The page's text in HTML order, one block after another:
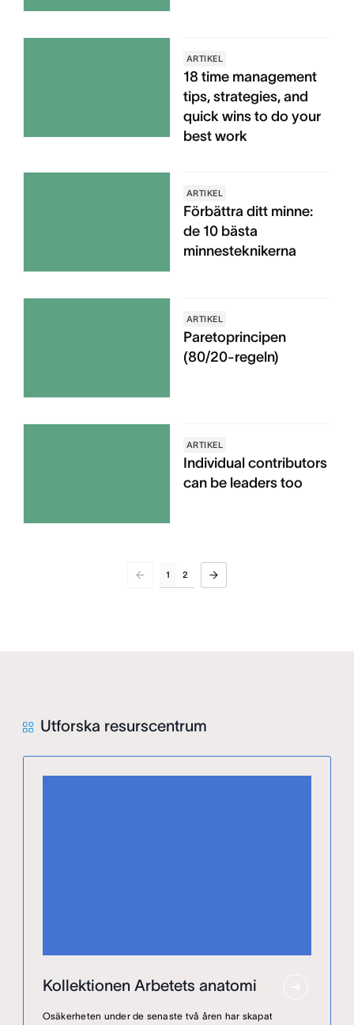
ARTIKEL
18 time management
tips, strategies, and
quick wins to do your
best work
ARTIKEL
Förbättra ditt minne:
de 10 bästa
minnesteknikerna
ARTIKEL
Paretoprincipen
(80/20-regeln)
ARTIKEL
Individual contributors
can be leaders too
1 2
Utforska resurscentrum
Kollektionen Arbetets anatomi
Osäkerheten under de senaste två åren har skapat